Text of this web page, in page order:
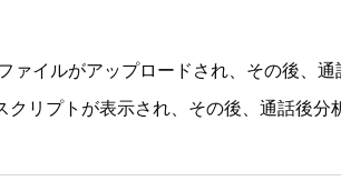
ァイルがアップロードされ、その後、
リプトが表示され、その後、通話後分